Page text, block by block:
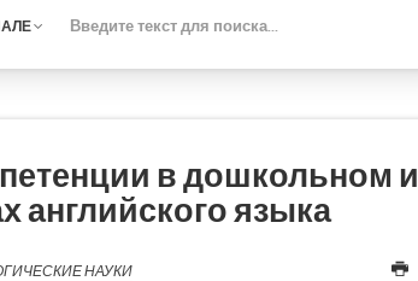
К
в дошкольном и
английского языка
НАУКИ